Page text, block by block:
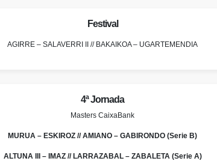
Festival
AGIRRE – SALAVERRI II // BAKAIKOA – UGARTEMENDIA
4ª Jornada
Masters CaixaBank
MURUA – ESKIROZ // AMIANO – GABIRONDO (Serie B)
ALTUNA III – IMAZ // LARRAZABAL – ZABALETA (Serie A)